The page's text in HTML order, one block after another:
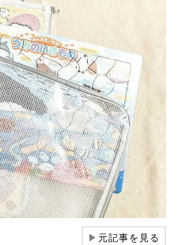
▶元記事を見る